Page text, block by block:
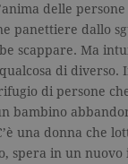
delle
panettiere dallo
scappare. Ma
di
di persone
bambino
una donna che
spera in un nuovo